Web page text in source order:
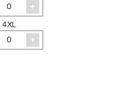
4XL